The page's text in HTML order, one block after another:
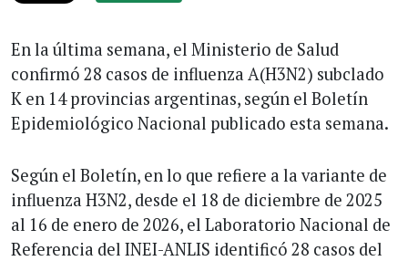
En la última semana, el Ministerio de Salud
confirmó 28 casos de influenza A(H3N2) subclado
K en 14 provincias argentinas, según el Boletín
Epidemiológico Nacional publicado esta semana.
Según el Boletín, en lo que refiere a la variante de
influenza H3N2, desde el 18 de diciembre de 2025
al 16 de enero de 2026, el Laboratorio Nacional de
Referencia del INEI-ANLIS identificó 28 casos del